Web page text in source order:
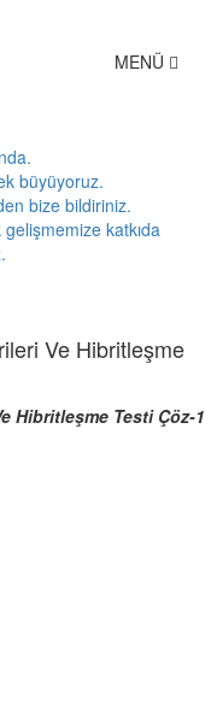
Toggle
MENÜ
büyüyoruz.
bize bildiriniz.
katkıda
Ve Hibritleşme
Hibritleşme Testi Çöz-1